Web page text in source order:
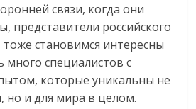
связи, когда они
представители российского
становимся интересны
много специалистов с
которые уникальны не
но и для мира в целом.